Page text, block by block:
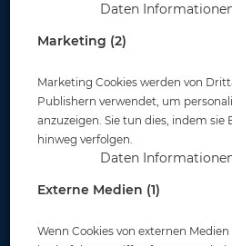
Subframe Optische
Artikelnr.: ato-040050lt
Daten
Marketing (2)
Marketing Cookies werden von
Publishern verwendet, um
anzuzeigen. Sie tun dies, indem sie
hinweg verfolgen.
Daten
Externe Medien (1)
Wenn Cookies von externen